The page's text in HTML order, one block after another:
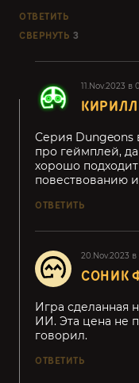
ОТВЕТИТЬ
СВЕРНУТЬ 3
11.Nov.2023 в
КИРИЛЛ
Серия Dungeons
про геймплей,
хорошо
повествованию
ОТВЕТИТЬ
20.Nov.2023 в
СОНИК
Игра сделанная
ИИ. Эта цена не
говорил.
ОТВЕТИТЬ